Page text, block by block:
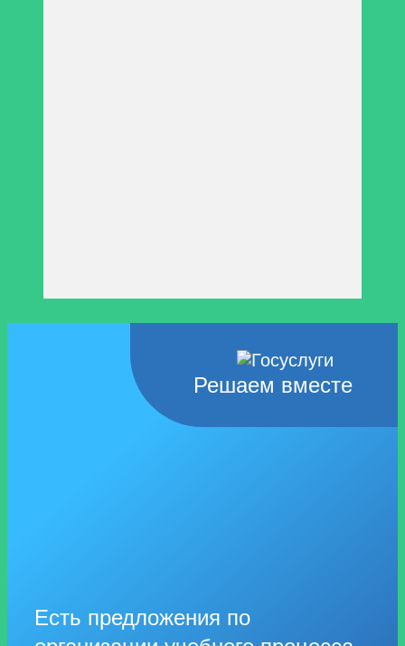
Решаем вместе
Есть предложения по